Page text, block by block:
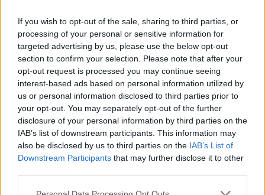
If you wish to opt-out of the sale, sharing to third parties, or
processing of your personal or sensitive information for
targeted advertising by us, please use the below opt-out
section to confirm your selection. Please note that after your
opt-out request is processed you may continue seeing
interest-based ads based on personal information utilized by
us or personal information disclosed to third parties prior to
your opt-out. You may separately opt-out of the further
disclosure of your personal information by third parties on the
IAB’s list of downstream participants. This information may
also be disclosed by us to third parties on the IAB’s List of
Downstream Participants that may further disclose it to other
Please note that this website/app uses one or more Google
A koncert kezdetétől a kivetítőn egy különleges kép
nézett szembe velünk: egy hotelszoba- részlet
megbontott fehér ággyal, álmodozó hangulatú
kerek ernyőjű asztali lámpával, az ágyon egy piros
telefonnal. A szobában egy nő volt, vagy van, csak
épp nem látszik, esetleg még visszatér, ez
kétségtelen. A kép, melyet kortárs konceptművész
készített, önmagában is beindítja a néző fantáziáját,
de amit Mísia hozzátett, az még jobban elirányít. A
nő - mondtaMísia - valami szörnyűséget készül
elkövetni. Akár öngyilkos lesz, akár férjhez megy,
mindegy. A lényeg, hogy a szoba ezt a feldúlt,
sorsfordító tépelődéssel terhes atmoszférát